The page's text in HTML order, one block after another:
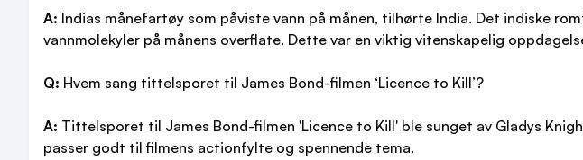
A: Indias månefartøy som påviste vann på månen, tilhørte India. Det indiske
vannmolekyler på månens overflate. Dette var en viktig vitenskapelig
Q: Hvem sang tittelsporet til James Bond-filmen ‘Licence to Kill’?
A: Tittelsporet til James Bond-filmen 'Licence to Kill' ble sunget av Gladys
passer godt til filmens actionfylte og spennende tema.